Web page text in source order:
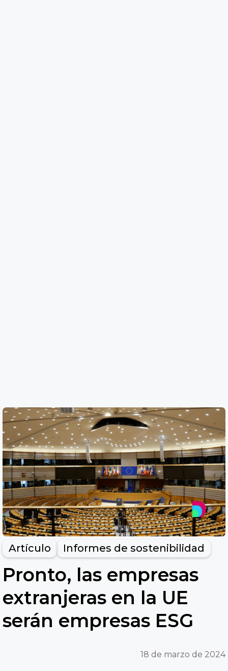
Artículo Informes de sostenibilidad
Pronto, las empresas
extranjeras en la UE
serán empresas ESG
18 de marzo de 2024